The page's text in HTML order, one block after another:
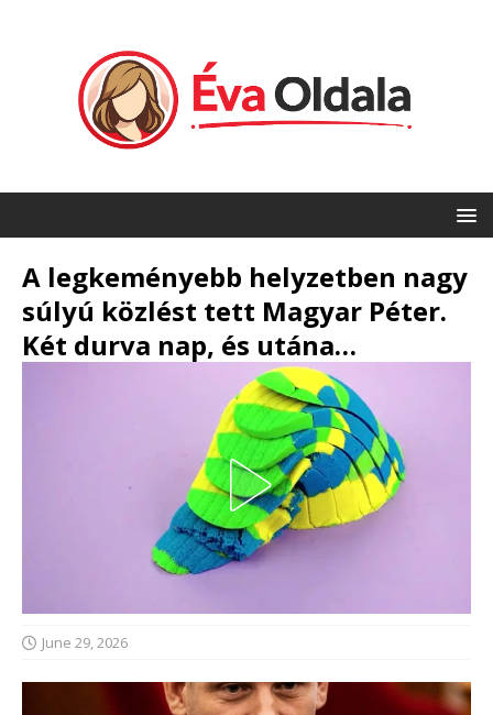
A legkeményebb helyzetben nagy
súlyú közlést tett Magyar Péter.
Két durva nap, és utána…
June 29, 2026